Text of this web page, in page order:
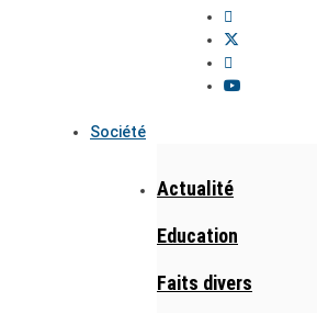
Société
Actualité
Education
Faits divers